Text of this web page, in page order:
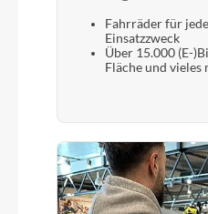
STYX
Fahrräder für
Einsatzzweck
Über 15.000 (E-
Fläche und vieles